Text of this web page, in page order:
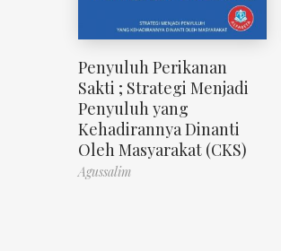
Penyuluh Perikanan
Sakti ; Strategi Menjadi
Penyuluh yang
Kehadirannya Dinanti
Oleh Masyarakat (CKS)
Agussalim